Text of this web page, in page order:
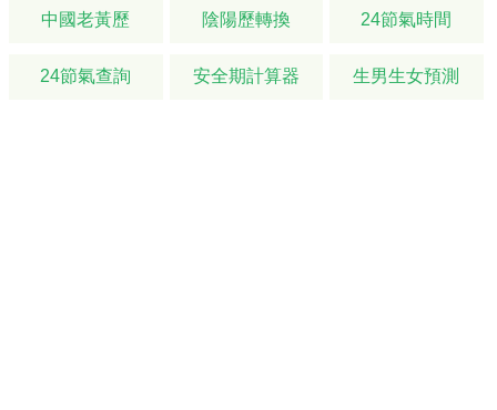
中國老黃歷 陰陽歷轉換 24節氣時間
24節氣查詢 安全期計算器 生男生女預測